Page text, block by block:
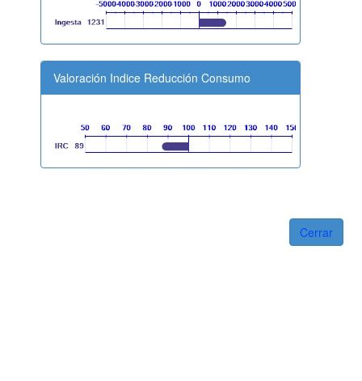
Valoración Indice Reducción Consumo
Cerrar